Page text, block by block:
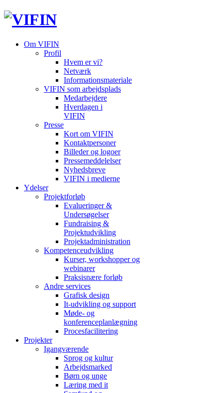
Om VIFIN
Profil
Hvem er vi?
Netværk
Informationsmateriale
VIFIN som arbejdsplads
Medarbejdere
Hverdagen i
VIFIN
Presse
Kort om VIFIN
Kontaktpersoner
Billeder og logoer
Pressemeddelelser
Nyhedsbreve
VIFIN i medierne
Ydelser
Projektforløb
Evalueringer &
Undersøgelser
Fundraising &
Projektudvikling
Projektadministration
Kompetenceudvikling
Kurser, workshopper og
webinarer
Praksisnære forløb
Andre services
Grafisk design
It-udvikling og support
Møde- og
konferenceplanlægning
Procesfacilitering
Projekter
Igangværende
Sprog og kultur
Arbejdsmarked
Børn og unge
Læring med it